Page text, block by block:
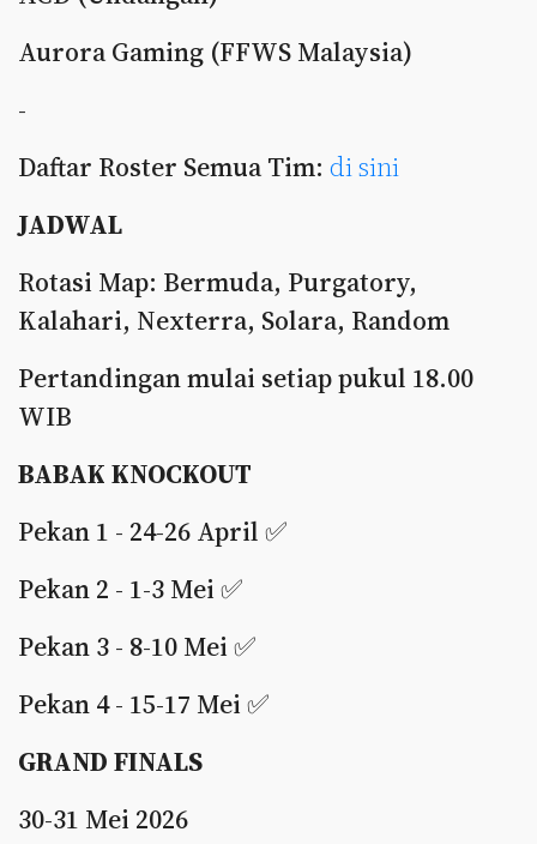
Aurora Gaming (FFWS Malaysia)
-
Daftar Roster Semua Tim: di sini
JADWAL
Rotasi Map: Bermuda, Purgatory,
Kalahari, Nexterra, Solara, Random
Pertandingan mulai setiap pukul 18.00
WIB
BABAK KNOCKOUT
Pekan 1 - 24-26 April ✅
Pekan 2 - 1-3 Mei ✅
Pekan 3 - 8-10 Mei ✅
Pekan 4 - 15-17 Mei ✅
GRAND FINALS
30-31 Mei 2026